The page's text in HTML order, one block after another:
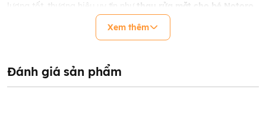
lượng tốt, thương hiệu uy tín như
thau rửa mặt cho bé Notoro
đến từ thương hiệu Inochi của Nhật Bản để bảo vệ sức
khỏe bé một cách tốt nhất.Xem thêm
Đánh giá sản phẩm